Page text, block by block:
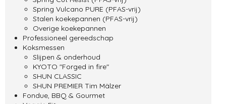
Spring Vulcano PURE (PFAS-vrij)
Stalen koekepannen (PFAS-vrij)
Overige koekepannen
Professioneel gereedschap
Koksmessen
Slijpen & onderhoud
KYOTO "Forged in fire"
SHUN CLASSIC
SHUN PREMIER Tim Mälzer
Fondue, BBQ & Gourmet